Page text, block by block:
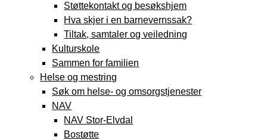
Støttekontakt og besøkshjem
Hva skjer i en barnevernssak?
Tiltak, samtaler og veiledning
Kulturskole
Sammen for familien
Helse og mestring
Søk om helse- og omsorgstjenester
NAV
NAV Stor-Elvdal
Bostøtte